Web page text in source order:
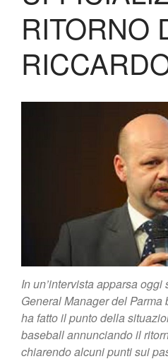
RITORNO
In un’intervista apparsa
General Manager del
ha fatto il punto della
baseball annunciando il
chiarendo alcuni punti sui